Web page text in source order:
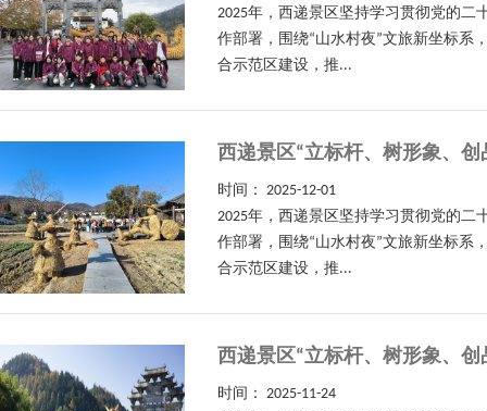
2025年，西递景区坚持学习贯彻党的
作部署，围绕“山水村夜”文旅新坐标系
合示范区建设，推...
西递景区“立标杆、树形象、
时间： 2025-12-01
2025年，西递景区坚持学习贯彻党的
作部署，围绕“山水村夜”文旅新坐标系
合示范区建设，推...
西递景区“立标杆、树形象、
时间： 2025-11-24